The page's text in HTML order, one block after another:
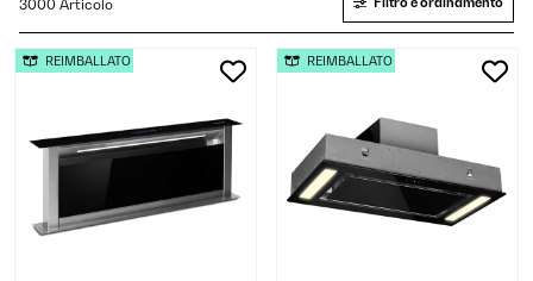
3000 Articolo
REIMBALLATO REIMBALLATO